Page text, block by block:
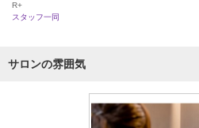
R+
スタッフ一同
サロンの雰囲気